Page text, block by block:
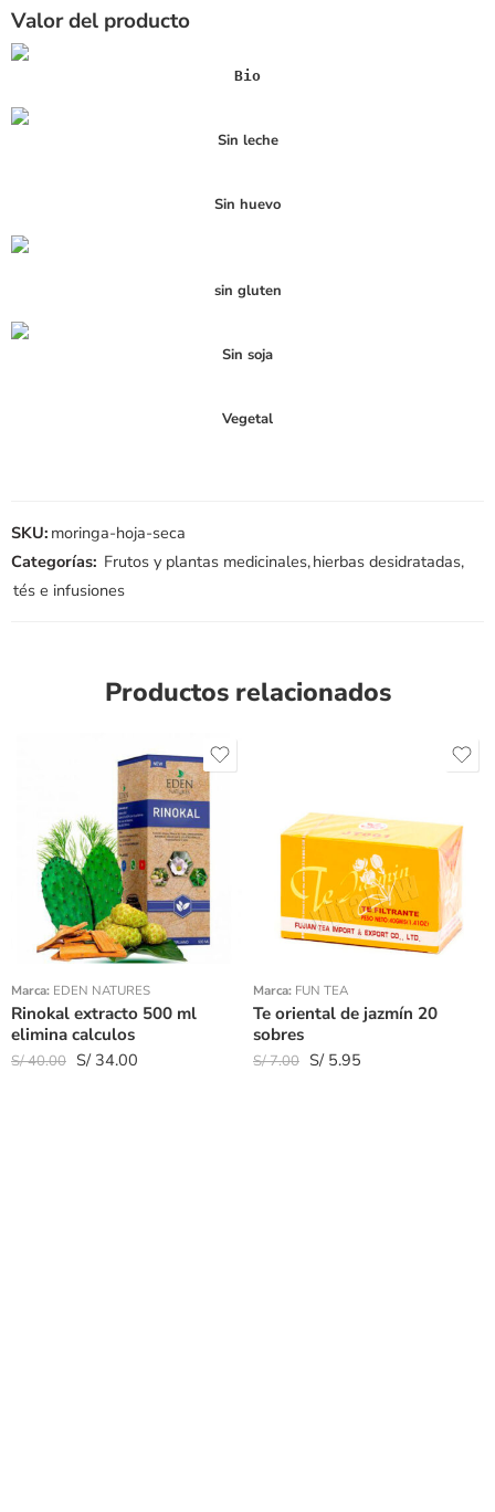
Valor del producto
Bio
Sin leche
Sin huevo
sin gluten
Sin soja
Vegetal
SKU: moringa-hoja-seca
Categorías: Frutos y plantas medicinales,hierbas desidratadas,
tés e infusiones
Productos relacionados
Marca: EDEN NATURES
Rinokal extracto 500 ml
elimina calculos
S/40.00 S/34.00
Marca: FUN TEA
Te oriental de jazmín 20
sobres
S/7.00 S/5.95